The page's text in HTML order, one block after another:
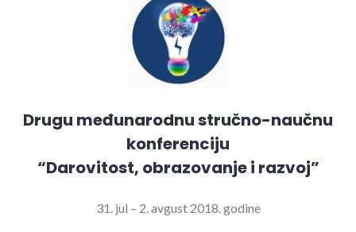
Drugu međunarodnu stručno-naučnu
konferenciju
“Darovitost, obrazovanje i razvoj”
31. jul – 2. avgust 2018. godine